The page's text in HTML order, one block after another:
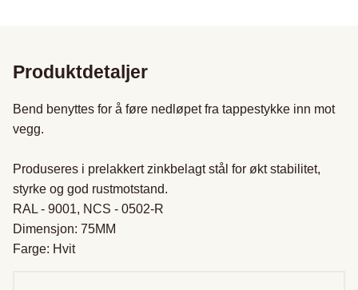
Produktdetaljer
Bend benyttes for å føre nedløpet fra tappestykke inn mot
vegg.
Produseres i prelakkert zinkbelagt stål for økt stabilitet,
styrke og god rustmotstand.
RAL - 9001, NCS - 0502-R
Dimensjon: 75MM
Farge: Hvit